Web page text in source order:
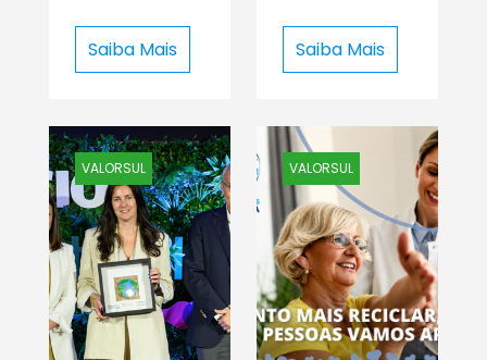
Saiba Mais Saiba Mais
VALORSUL VALORSUL